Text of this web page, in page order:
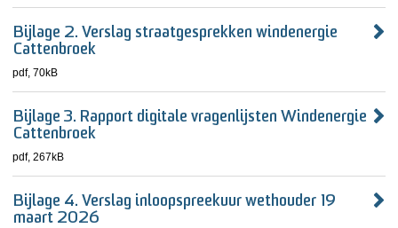
Bijlage 2. Verslag straatgesprekken windenergie
Cattenbroek
pdf, 70kB
Bijlage 3. Rapport digitale vragenlijsten Windenergie
Cattenbroek
pdf, 267kB
Bijlage 4. Verslag inloopspreekuur wethouder 19
maart 2026